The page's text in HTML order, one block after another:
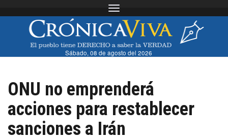
Toggle navigation
Sábado, 08 de agosto del 2026
ONU no emprenderá
acciones para restablecer
sanciones a Irán